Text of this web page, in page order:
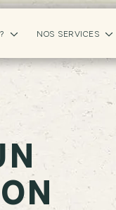
NOS SERVICES